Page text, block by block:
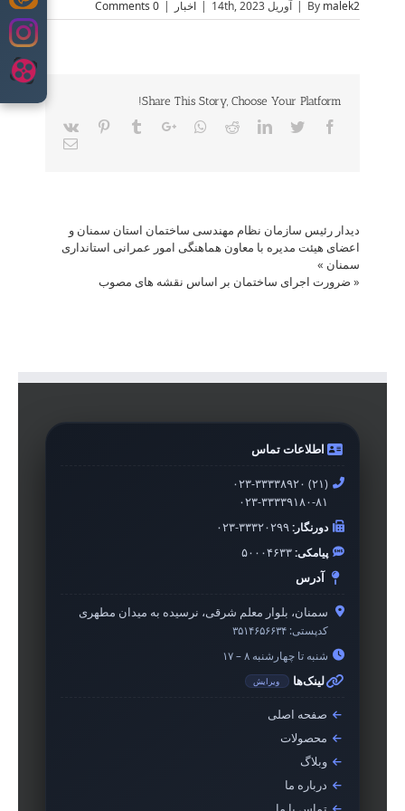
to
By malek2
| آوریل 14th, 2023 | اخبار |
0 Comments
Share This Story, Choose Your Platform!
Facebook
Twitter
LinkedIn
Reddit
Whatsapp
Google+
Tumblr
Pinterest
Vk
Email
دیدار رئیس سازمان نظام مهندسی ساختمان استان سمنان و
اعضای هیئت مدیره با معاون هماهنگی امور عمرانی استانداری
سمنان »
« ضرورت اجرای ساختمان بر اساس نقشه های مصوب
اطلاعات تماس
۰۲۳-۳۳۳۳۸۹۲۰ (۲۱)
۰۲۳-۳۳۳۳۹۱۸۰-۸۱
دورنگار:۰۲۳-۳۳۳۲۰۲۹۹
پیامکی:۵۰۰۰۴۶۳۳
آدرس
سمنان، بلوار معلم شرقی، نرسیده به میدان مطهری
کدپستی: ۳۵۱۴۶۵۶۶۳۴
شنبه تا چهارشنبه ۸ – ۱۷
لینک‌ها ویرایش
صفحه اصلی
محصولات
وبلاگ
درباره ما